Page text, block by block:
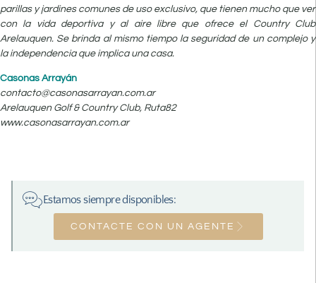
parillas y jardines comunes de uso exclusivo, que tienen mucho que ver
con la vida deportiva y al aire libre que ofrece el Country Club
Arelauquen. Se brinda al mismo tiempo la seguridad de un complejo y
la independencia que implica una casa.
Casonas Arrayán
contacto@casonasarrayan.com.ar
Arelauquen Golf & Country Club, Ruta82
www.casonasarrayan.com.ar
Estamos siempre disponibles:
CONTACTE CON UN AGENTE